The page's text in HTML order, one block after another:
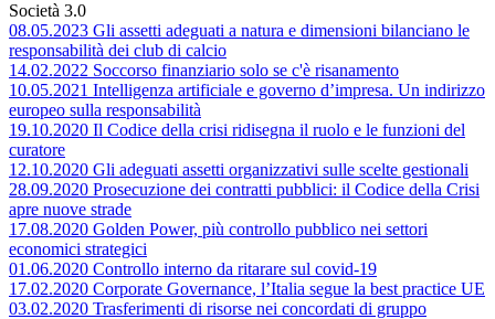
Società 3.0
08.05.2023 Gli assetti adeguati a natura e dimensioni bilanciano le
responsabilità dei club di calcio
14.02.2022 Soccorso finanziario solo se c'è risanamento
10.05.2021 Intelligenza artificiale e governo d’impresa. Un indirizzo
europeo sulla responsabilità
19.10.2020 Il Codice della crisi ridisegna il ruolo e le funzioni del
curatore
12.10.2020 Gli adeguati assetti organizzativi sulle scelte gestionali
28.09.2020 Prosecuzione dei contratti pubblici: il Codice della Crisi
apre nuove strade
17.08.2020 Golden Power, più controllo pubblico nei settori
economici strategici
01.06.2020 Controllo interno da ritarare sul covid-19
17.02.2020 Corporate Governance, l’Italia segue la best practice UE
03.02.2020 Trasferimenti di risorse nei concordati di gruppo